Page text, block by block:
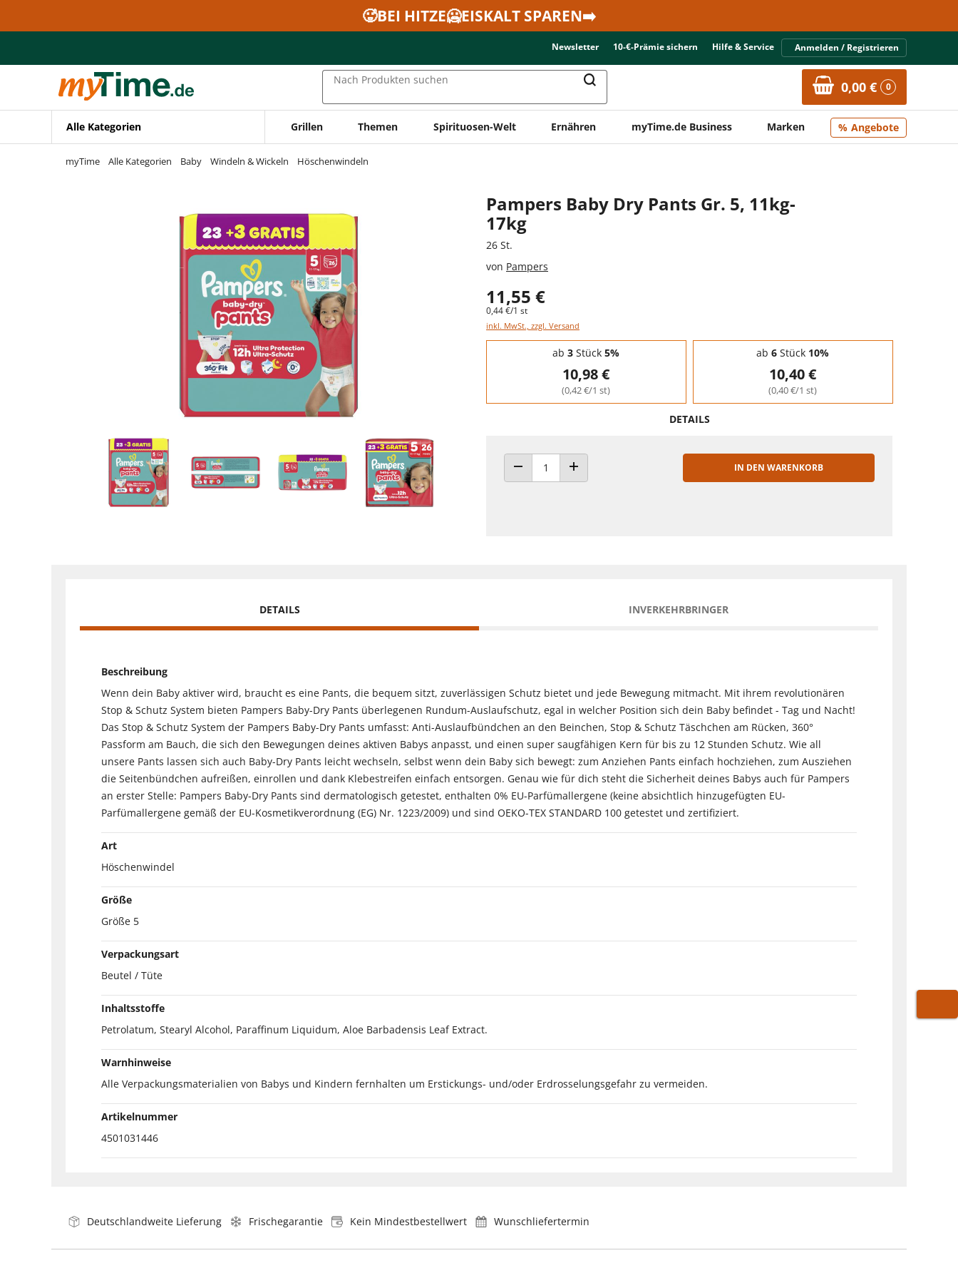
Zur Navigation springen
🥵BEI HITZE🥶EISKALT SPAREN➡️
Newsletter 10-€-Prämie sichern Hilfe & Service Anmelden / Registrieren
Nach Produkten suchen 0,00 € 0
Alle Kategorien Grillen Themen Spirituosen-Welt Ernähren myTime.de Business Marken Angebote
myTime Alle Kategorien Baby Windeln & Wickeln Höschenwindeln
Pampers Baby Dry Pants Gr. 5, 11kg-
17kg
26 St.
von Pampers
11,55 €
0,44 €/1 st
inkl. MwSt., zzgl. Versand
Staffelpreise - Mengenrabatt
ab 3 Stück 5%
10,98 €
(0,42 €/1 st)
ab 6 Stück 10%
10,40 €
(0,40 €/1 st)
DETAILS
ANZAHL VERRINGERNANZAHL ERHÖHEN
IN DEN WARENKORB
DETAILS INVERKEHRBRINGER
Beschreibung
Wenn dein Baby aktiver wird, braucht es eine Pants, die bequem sitzt, zuverlässigen Schutz bietet und jede Bewegung mitmacht. Mit ihrem revolutionären
Stop & Schutz System bieten Pampers Baby-Dry Pants überlegenen Rundum-Auslaufschutz, egal in welcher Position sich dein Baby befindet - Tag und Nacht!
Das Stop & Schutz System der Pampers Baby-Dry Pants umfasst: Anti-Auslaufbündchen an den Beinchen, Stop & Schutz Täschchen am Rücken, 360°
Passform am Bauch, die sich den Bewegungen deines aktiven Babys anpasst, und einen super saugfähigen Kern für bis zu 12 Stunden Schutz. Wie all
unsere Pants lassen sich auch Baby-Dry Pants leicht wechseln, selbst wenn dein Baby sich bewegt: zum Anziehen Pants einfach hochziehen, zum Ausziehen
die Seitenbündchen aufreißen, einrollen und dank Klebestreifen einfach entsorgen. Genau wie für dich steht die Sicherheit deines Babys auch für Pampers
an erster Stelle: Pampers Baby-Dry Pants sind dermatologisch getestet, enthalten 0% EU-Parfümallergene (keine absichtlich hinzugefügten EU-
Parfümallergene gemäß der EU-Kosmetikverordnung (EG) Nr. 1223/2009) und sind OEKO-TEX STANDARD 100 getestet und zertifiziert.
Art
Höschenwindel
Größe
Größe 5
Verpackungsart
Beutel / Tüte
Inhaltsstoffe
Petrolatum, Stearyl Alcohol, Paraffinum Liquidum, Aloe Barbadensis Leaf Extract.
Warnhinweise
Alle Verpackungsmaterialien von Babys und Kindern fernhalten um Erstickungs- und/oder Erdrosselungsgefahr zu vermeiden.
Artikelnummer
4501031446
Deutschlandweite Lieferung Frischegarantie Kein Mindestbestellwert Wunschliefertermin